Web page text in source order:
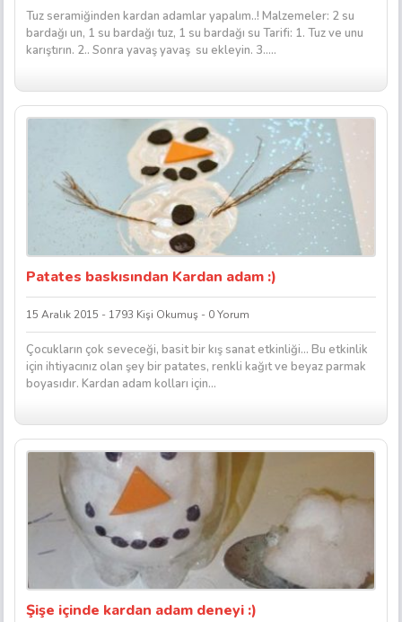
Tuz seramiğinden kardan adamlar yapalım..! Malzemeler: 2 su
bardağı un, 1 su bardağı tuz, 1 su bardağı su Tarifi: 1. Tuz ve unu
karıştırın. 2.. Sonra yavaş yavaş su ekleyin. 3.....
Patates baskısından Kardan adam :)
15 Aralık 2015 - 1793 Kişi Okumuş - 0 Yorum
Çocukların çok seveceği, basit bir kış sanat etkinliği… Bu etkinlik
için ihtiyacınız olan şey bir patates, renkli kağıt ve beyaz parmak
boyasıdır. Kardan adam kolları için...
Şişe içinde kardan adam deneyi :)